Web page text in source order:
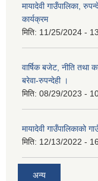
मायादेवी गाउँपालिका,
कार्यक्रम
मिति: 11/25/2024 -
वार्षिक बजेट, नीति तथा
बरेवा-रुपन्देही ।
मिति: 08/29/2023 -
मायादेवी गाउँपालिकाको
मिति: 12/13/2022 -
अन्य